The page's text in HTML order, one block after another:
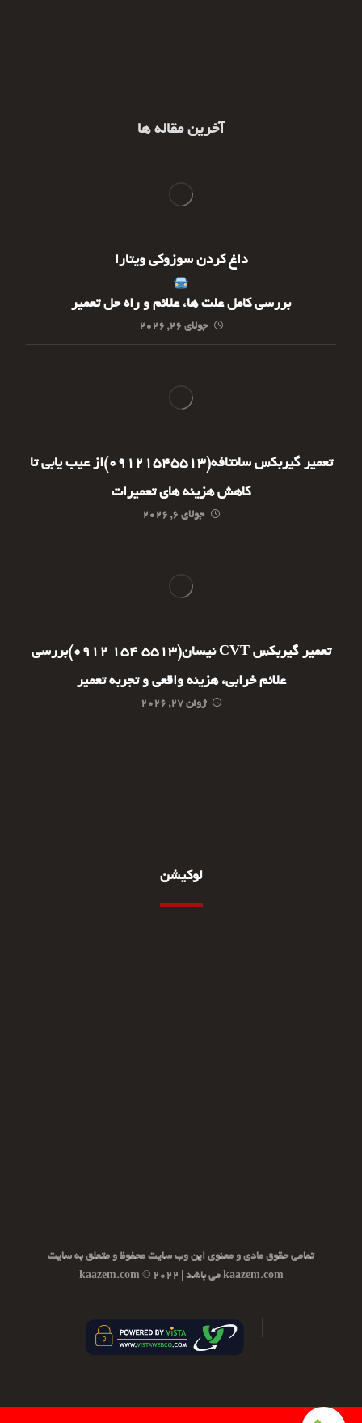
آخرین مقاله ها
داغ کردن سوزوکی ویتارا
بررسی کامل علت ها، علائم و راه حل تعمیر
جولای ۲۶, ۲۰۲۶
تعمیر گیربکس سانتافه(09121545513)از عیب یابی تا
کاهش هزینه های تعمیرات
جولای ۶, ۲۰۲۶
تعمیر گیربکس CVT نیسان(5513 154 0912)بررسی
علائم خرابی، هزینه واقعی و تجربه تعمیر
ژوئن ۲۷, ۲۰۲۶
لوکیشن
تمامی حقوق مادی و معنوی این وب سایت محفوظ و متعلق به سایت
kaazem.com می باشد | ۲۰۲۲ © kaazem.com